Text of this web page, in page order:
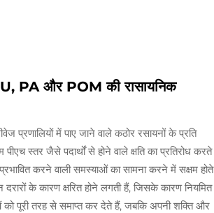
PA और POM की रासायनिक
प्रणालियों में पाए जाने वाले कठोर रसायनों के प्रति
स्तर जैसे पदार्थों से होने वाले क्षति का प्रतिरोध करते
करने वाली समस्याओं का सामना करने में सक्षम होते
के कारण क्षरित होने लगती हैं, जिसके कारण नियमित
को पूरी तरह से समाप्त कर देते हैं, जबकि अपनी शक्ति और